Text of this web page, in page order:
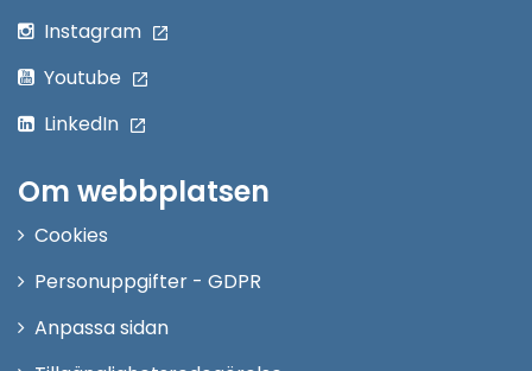
Instagram
Youtube
LinkedIn
Om webbplatsen
Cookies
Personuppgifter - GDPR
Anpassa sidan